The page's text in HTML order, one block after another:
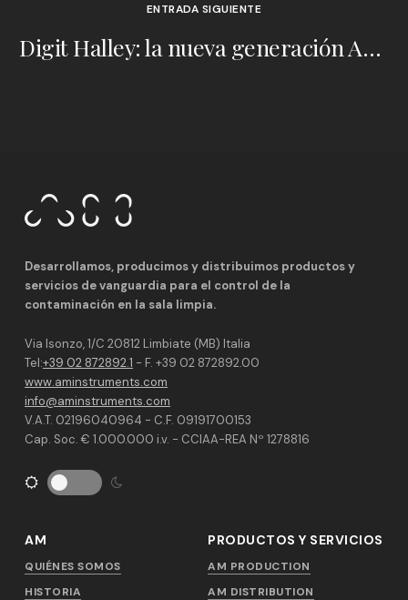
ENTRADA SIGUIENTE
Digit Halley: la nueva generación AM para la transformación digital
Desarrollamos, producimos y distribuimos productos y
servicios de vanguardia para el control de la
contaminación en la sala limpia.
Via Isonzo, 1/C 20812 Limbiate (MB) Italia
Tel:+39 02 872892.1 - F. +39 02 872892.00
www.aminstruments.com
info@aminstruments.com
V.A.T. 02196040964 - C.F. 09191700153
Cap. Soc. € 1.000.000 i.v. - CCIAA-REA Nº 1278816
AM
QUIÉNES SOMOS
HISTORIA
PRODUCTOS Y SERVICIOS
AM PRODUCTION
AM DISTRIBUTION